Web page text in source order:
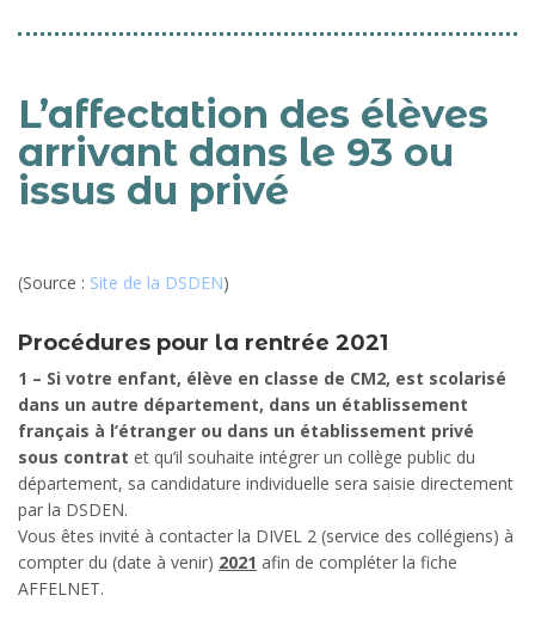
L’affectation des élèves
arrivant dans le 93 ou
issus du privé
(Source : Site de la DSDEN)
Procédures pour la rentrée 2021
1 – Si votre enfant, élève en classe de CM2, est scolarisé
dans un autre département, dans un établissement
français à l’étranger ou dans un établissement privé
sous contrat et qu’il souhaite intégrer un collège public du
département, sa candidature individuelle sera saisie directement
par la DSDEN.
Vous êtes invité à contacter la DIVEL 2 (service des collégiens) à
compter du (date à venir) 2021 afin de compléter la fiche
AFFELNET.